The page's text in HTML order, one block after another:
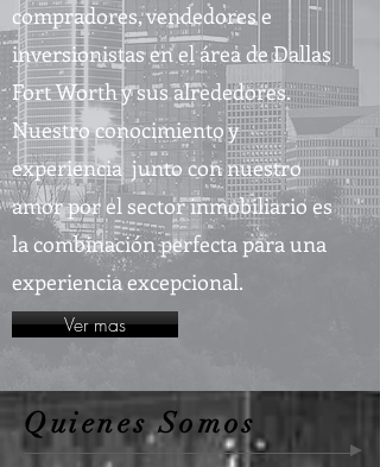
Quienes Somos
compradores, vendedores e
inversionistas en el área de Dallas
Fort Worth y sus alrededores.
Nuestro conocimiento y
experiencia junto con nuestro
amor por el sector inmobiliario es
la combinación perfecta para una
experiencia excepcional.
Ver mas